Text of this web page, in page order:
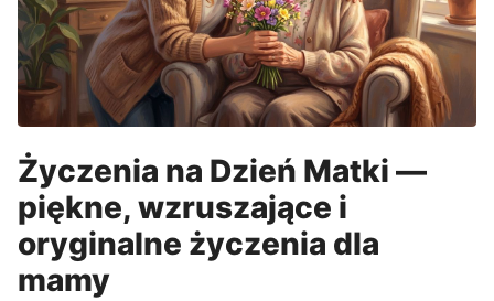
Życzenia na Dzień Matki —
piękne, wzruszające i
oryginalne życzenia dla
mamy